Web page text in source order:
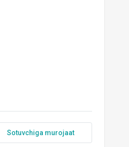
Sotuvchiga murojaat